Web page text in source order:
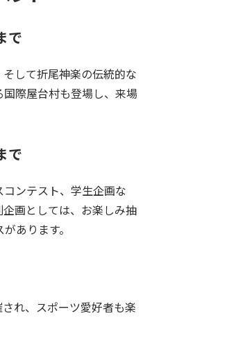
で
して折尾神楽の伝統的な
際屋台村も登場し、来場
で
ンテスト、学生企画な
画としては、お楽しみ抽
あります。
れ、スポーツ愛好者も楽